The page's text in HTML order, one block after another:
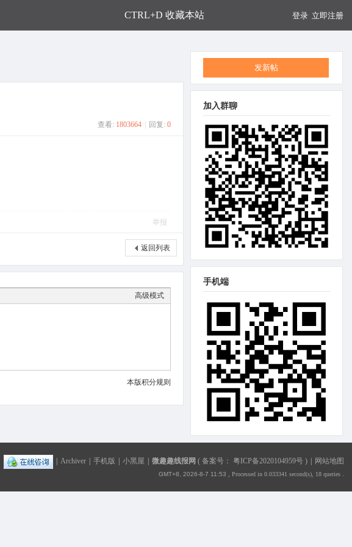
CTRL+D 收藏本站 登录 立即注册
查看: 1803664 回复: 0
举报
返回列表
高级模式
本版积分规则
发新帖
加入群聊
手机端
Archiver 手机版 小黑屋 微趣趣线报网 ( 备案号： 粤ICP备2020104959号) 网站地图
GMT+8, 2026-8-7 11:53 , Processed in 0.033341 second(s), 18 queries .